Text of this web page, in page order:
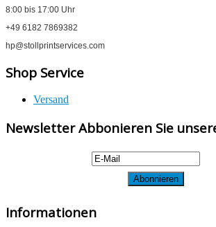
8:00 bis 17:00 Uhr
+49 6182 7869382
hp@stollprintservices.com
Shop Service
Versand
Newsletter Abbonieren Sie
Informationen